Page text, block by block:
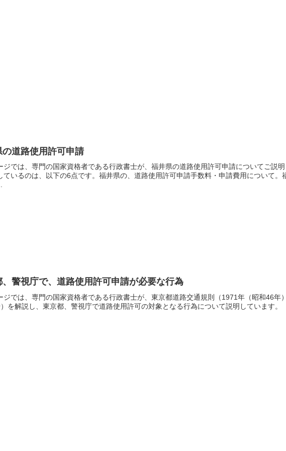
の道路使用許可申請
ジでは、専門の国家資格者である行政書士が、福井県の道路使用許可申請についてご説
ているのは、以下の6点です。福井県の、道路使用許可申請手数料・申請費用について。
、警視庁で、道路使用許可申請が必要な行為
ジでは、専門の国家資格者である行政書士が、東京都道路交通規則（1971年（昭和46年
を解説し、東京都、警視庁で道路使用許可の対象となる行為について説明しています